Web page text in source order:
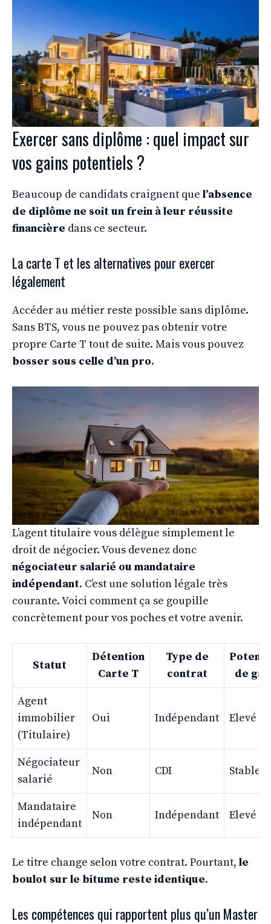
Exercer sans diplôme : quel impact sur
vos gains potentiels ?
Beaucoup de candidats craignent que l’absence
de diplôme ne soit un frein à leur réussite
financière dans ce secteur.
La carte T et les alternatives pour exercer
légalement
Accéder au métier reste possible sans diplôme.
Sans BTS, vous ne pouvez pas obtenir votre
propre Carte T tout de suite. Mais vous pouvez
bosser sous celle d’un pro.
L’agent titulaire vous délègue simplement le
droit de négocier. Vous devenez donc
négociateur salarié ou mandataire
indépendant. C’est une solution légale très
courante. Voici comment ça se goupille
concrètement pour vos poches et votre avenir.
Statut
Détention
Carte T
Type de
contrat
de
Agent
immobilier
(Titulaire)
Oui Indépendant Elevé
Négociateur
salarié
Non CDI Stable
Mandataire
indépendant
Non Indépendant Elevé
Le titre change selon votre contrat. Pourtant, le
boulot sur le bitume reste identique.
Les compétences qui rapportent plus qu’un Master